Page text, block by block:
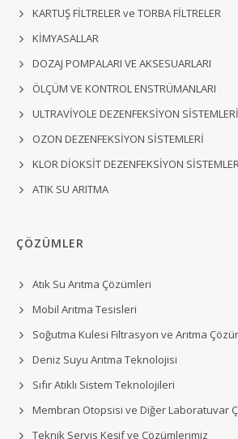
KARTUŞ FİLTRELER ve TORBA FİLTRELER
KİMYASALLAR
DOZAJ POMPALARI VE AKSESUARLARI
ÖLÇÜM VE KONTROL ENSTRÜMANLARI
ULTRAVİYOLE DEZENFEKSİYON SİSTEMLERİ
OZON DEZENFEKSİYON SİSTEMLERİ
KLOR DİOKSİT DEZENFEKSİYON
ATIK SU ARITMA
ÇÖZÜMLER
Atık Su Arıtma Çözümleri
Mobil Arıtma Tesisleri
Soğutma Kulesi Filtrasyon ve Arıtma
Deniz Suyu Arıtma Teknolojisi
Sıfır Atıklı Sistem Teknolojileri
Membran Otopsisi ve Diğer Laboratuvar
Teknik Servis Keşif ve Çözümlerimiz